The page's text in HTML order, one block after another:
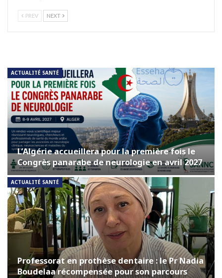
PREV NEXT
ACTUALITÉ SANTÉ
L’Algérie accueillera pour la première fois le
Congrès panarabe de neurologie en avril 2027
ACTUALITÉ SANTÉ
Professorat en prothèse dentaire : le Pr Nadia
Boudelaa récompensée pour son parcours